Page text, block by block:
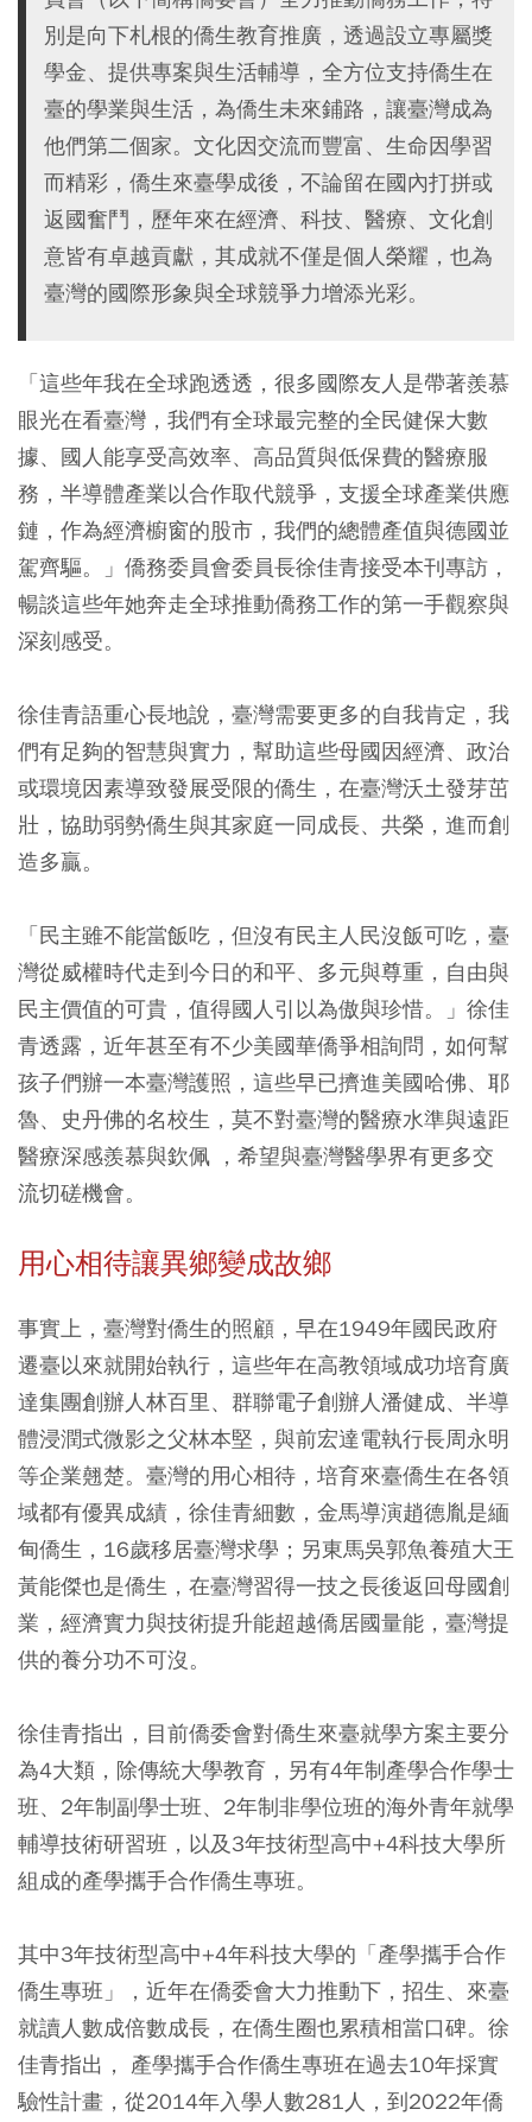
別是向下札根的僑生教育推廣，透過設立專屬獎
學金、提供專案與生活輔導，全方位支持僑生在
臺的學業與生活，為僑生未來鋪路，讓臺灣成為
他們第二個家。文化因交流而豐富、生命因學習
而精彩，僑生來臺學成後，不論留在國內打拼或
返國奮鬥，歷年來在經濟、科技、醫療、文化創
意皆有卓越貢獻，其成就不僅是個人榮耀，也為
臺灣的國際形象與全球競爭力增添光彩。
「這些年我在全球跑透透，很多國際友人是帶著羨慕
眼光在看臺灣，我們有全球最完整的全民健保大數
據、國人能享受高效率、高品質與低保費的醫療服
務，半導體產業以合作取代競爭，支援全球產業供應
鏈，作為經濟櫥窗的股市，我們的總體產值與德國並
駕齊驅。」僑務委員會委員長徐佳青接受本刊專訪，
暢談這些年她奔走全球推動僑務工作的第一手觀察與
深刻感受。
徐佳青語重心長地說，臺灣需要更多的自我肯定，我
們有足夠的智慧與實力，幫助這些母國因經濟、政治
或環境因素導致發展受限的僑生，在臺灣沃土發芽茁
壯，協助弱勢僑生與其家庭一同成長、共榮，進而創
造多贏。
「民主雖不能當飯吃，但沒有民主人民沒飯可吃，臺
灣從威權時代走到今日的和平、多元與尊重，自由與
民主價值的可貴，值得國人引以為傲與珍惜。」徐佳
青透露，近年甚至有不少美國華僑爭相詢問，如何幫
孩子們辦一本臺灣護照，這些早已擠進美國哈佛、耶
魯、史丹佛的名校生，莫不對臺灣的醫療水準與遠距
醫療深感羨慕與欽佩 ，希望與臺灣醫學界有更多交
流切磋機會。
用心相待讓異鄉變成故鄉
事實上，臺灣對僑生的照顧，早在1949年國民政府
遷臺以來就開始執行，這些年在高教領域成功培育廣
達集團創辦人林百里、群聯電子創辦人潘健成、半導
體浸潤式微影之父林本堅，與前宏達電執行長周永明
等企業翹楚。臺灣的用心相待，培育來臺僑生在各領
域都有優異成績，徐佳青細數，金馬導演趙德胤是緬
甸僑生，16歲移居臺灣求學；另東馬吳郭魚養殖大王
黃能傑也是僑生，在臺灣習得一技之長後返回母國創
業，經濟實力與技術提升能超越僑居國量能，臺灣提
供的養分功不可沒。
徐佳青指出，目前僑委會對僑生來臺就學方案主要分
為4大類，除傳統大學教育，另有4年制產學合作學士
班、2年制副學士班、2年制非學位班的海外青年就學
輔導技術研習班，以及3年技術型高中+4科技大學所
組成的產學攜手合作僑生專班。
其中3年技術型高中+4年科技大學的「產學攜手合作
僑生專班」，近年在僑委會大力推動下，招生、來臺
就讀人數成倍數成長，在僑生圈也累積相當口碑。徐
佳青指出， 產學攜手合作僑生專班在過去10年採實
驗性計畫，從2014年入學人數281人，到2022年僑